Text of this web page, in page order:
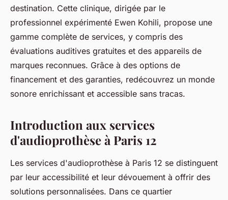
fabienne•28 mars 2025•4 min de lecture
destination. Cette clinique, dirigée par le
professionnel expérimenté Ewen Kohili, propose une
gamme complète de services, y compris des
évaluations auditives gratuites et des appareils de
marques reconnues. Grâce à des options de
financement et des garanties, redécouvrez un monde
sonore enrichissant et accessible sans tracas.
Introduction aux services
d'audioprothèse à Paris 12
Les services d'audioprothèse à Paris 12 se distinguent
par leur accessibilité et leur dévouement à offrir des
solutions personnalisées. Dans ce quartier